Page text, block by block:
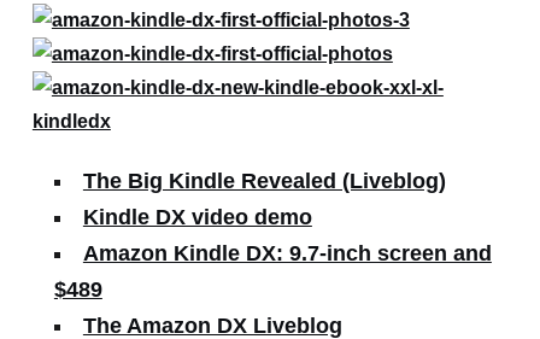
The Big Kindle Revealed (Liveblog)
Kindle DX video demo
Amazon Kindle DX: 9.7-inch screen and
$489
The Amazon DX Liveblog